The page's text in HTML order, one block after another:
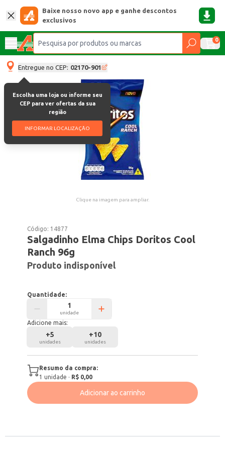
Baixe nosso novo app e ganhe descontos
exclusivos
0
Entregue no CEP: 02170-901
Escolha uma loja ou informe seu
CEP para ver ofertas da sua
região
INFORMAR LOCALIZAÇÃO
Clique na imagem para ampliar.
Código: 14877
Salgadinho Elma Chips Doritos Cool
Ranch 96g
Produto indisponível
Quantidade:
unidade
Adicione mais:
+5
unidades
+10
unidades
Resumo da compra:
1 unidade · R$ 0,00
Adicionar ao carrinho